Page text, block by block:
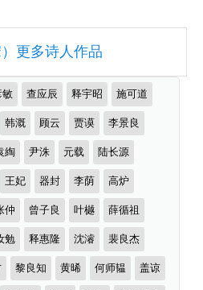
更多诗人作品
敏 查应辰 释宇昭 施可道
韩溉 顾云 贾谟 李景良
綯 尹洙 元载 陆长源
王妃 器封 李荫 高炉
仲 曾子良 叶樾 薛循祖
勉 释惠隆 沈濬 裴良杰
黎良知 黄晞 何师韫 盖谅